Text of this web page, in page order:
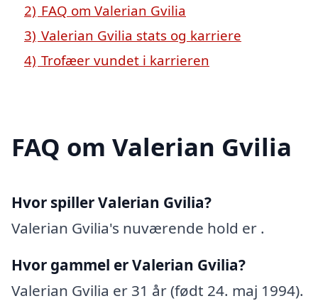
2) FAQ om Valerian Gvilia
3) Valerian Gvilia stats og karriere
4) Trofæer vundet i karrieren
FAQ om Valerian Gvilia
Hvor spiller Valerian Gvilia?
Valerian Gvilia's nuværende hold er .
Hvor gammel er Valerian Gvilia?
Valerian Gvilia er 31 år (født 24. maj 1994).